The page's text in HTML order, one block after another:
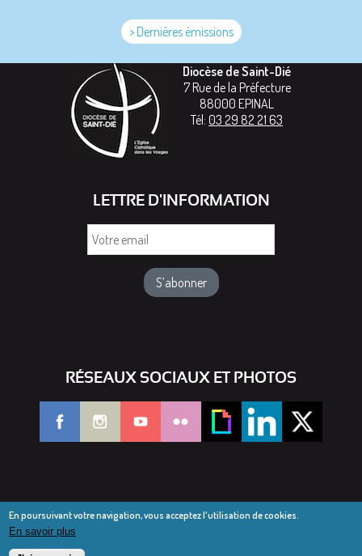
> Dernières émissions
Diocèse de Saint-Dié
7 Rue de la Préfecture
88000 EPINAL
Tél: 03 29 82 21 63
LETTRE D'INFORMATION
RÉSEAUX SOCIAUX ET PHOTOS
© Diocèse de Saint-Dié 2016-2025
En poursuivant votre navigation, vous acceptez l'utilisation de cookies.
En savoir plus